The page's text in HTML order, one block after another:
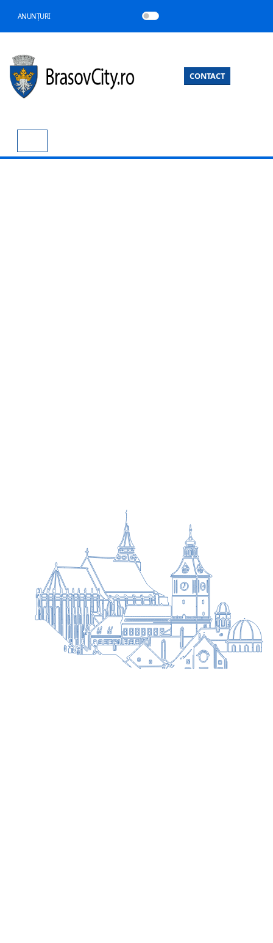
ANUNȚURI
CONTACT